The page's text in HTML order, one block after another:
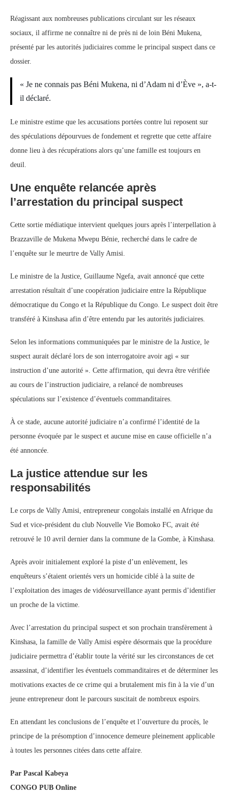
Réagissant aux nombreuses publications circulant sur les réseaux
sociaux, il affirme ne connaître ni de près ni de loin Béni Mukena,
présenté par les autorités judiciaires comme le principal suspect dans ce
dossier.
« Je ne connais pas Béni Mukena, ni d’Adam ni d’Ève », a-t-
il déclaré.
Le ministre estime que les accusations portées contre lui reposent sur
des spéculations dépourvues de fondement et regrette que cette affaire
donne lieu à des récupérations alors qu’une famille est toujours en
deuil.
Une enquête relancée après
l’arrestation du principal suspect
Cette sortie médiatique intervient quelques jours après l’interpellation à
Brazzaville de Mukena Mwepu Bénie, recherché dans le cadre de
l’enquête sur le meurtre de Vally Amisi.
Le ministre de la Justice, Guillaume Ngefa, avait annoncé que cette
arrestation résultait d’une coopération judiciaire entre la République
démocratique du Congo et la République du Congo. Le suspect doit être
transféré à Kinshasa afin d’être entendu par les autorités judiciaires.
Selon les informations communiquées par le ministre de la Justice, le
suspect aurait déclaré lors de son interrogatoire avoir agi « sur
instruction d’une autorité ». Cette affirmation, qui devra être vérifiée
au cours de l’instruction judiciaire, a relancé de nombreuses
spéculations sur l’existence d’éventuels commanditaires.
À ce stade, aucune autorité judiciaire n’a confirmé l’identité de la
personne évoquée par le suspect et aucune mise en cause officielle n’a
été annoncée.
La justice attendue sur les
responsabilités
Le corps de Vally Amisi, entrepreneur congolais installé en Afrique du
Sud et vice-président du club Nouvelle Vie Bomoko FC, avait été
retrouvé le 10 avril dernier dans la commune de la Gombe, à Kinshasa.
Après avoir initialement exploré la piste d’un enlèvement, les
enquêteurs s’étaient orientés vers un homicide ciblé à la suite de
l’exploitation des images de vidéosurveillance ayant permis d’identifier
un proche de la victime.
Avec l’arrestation du principal suspect et son prochain transfèrement à
Kinshasa, la famille de Vally Amisi espère désormais que la procédure
judiciaire permettra d’établir toute la vérité sur les circonstances de cet
assassinat, d’identifier les éventuels commanditaires et de déterminer les
motivations exactes de ce crime qui a brutalement mis fin à la vie d’un
jeune entrepreneur dont le parcours suscitait de nombreux espoirs.
En attendant les conclusions de l’enquête et l’ouverture du procès, le
principe de la présomption d’innocence demeure pleinement applicable
à toutes les personnes citées dans cette affaire.
Par Pascal Kabeya
CONGO PUB Online